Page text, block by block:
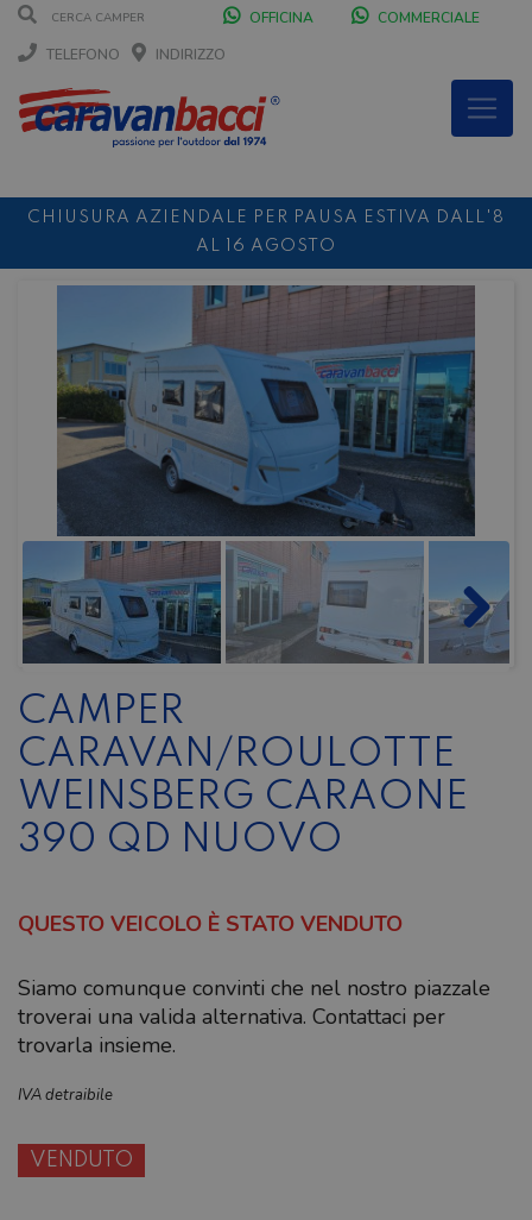
OFFICINA
COMMERCIALE
TELEFONO
INDIRIZZO
CHIUSURA AZIENDALE PER PAUSA ESTIVA DALL'8
AL 16 AGOSTO
DURANTE IL MESE DI AGOSTO SIAMO CHIUSI IL
SABATO POMERIGGIO
SCONTO 10% NOLEGGIO ENTRO IL 31.08PER I
NOLEGGI DI SETTEMBRE
CAMPER
CARAVAN/ROULOTTE
WEINSBERG CARAONE
390 QD NUOVO
QUESTO VEICOLO È STATO VENDUTO
Siamo comunque convinti che nel nostro piazzale
troverai una valida alternativa. Contattaci per
trovarla insieme.
IVA detraibile
VENDUTO